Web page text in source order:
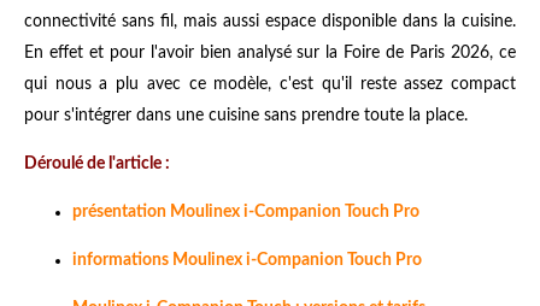
connectivité sans fil, mais aussi espace disponible dans la cuisine.
En effet et pour l'avoir bien analysé sur la Foire de Paris 2026, ce
qui nous a plu avec ce modèle, c'est qu'il reste assez compact
pour s'intégrer dans une cuisine sans prendre toute la place.
Déroulé de l'article :
présentation Moulinex i-Companion Touch Pro
informations Moulinex i-Companion Touch Pro